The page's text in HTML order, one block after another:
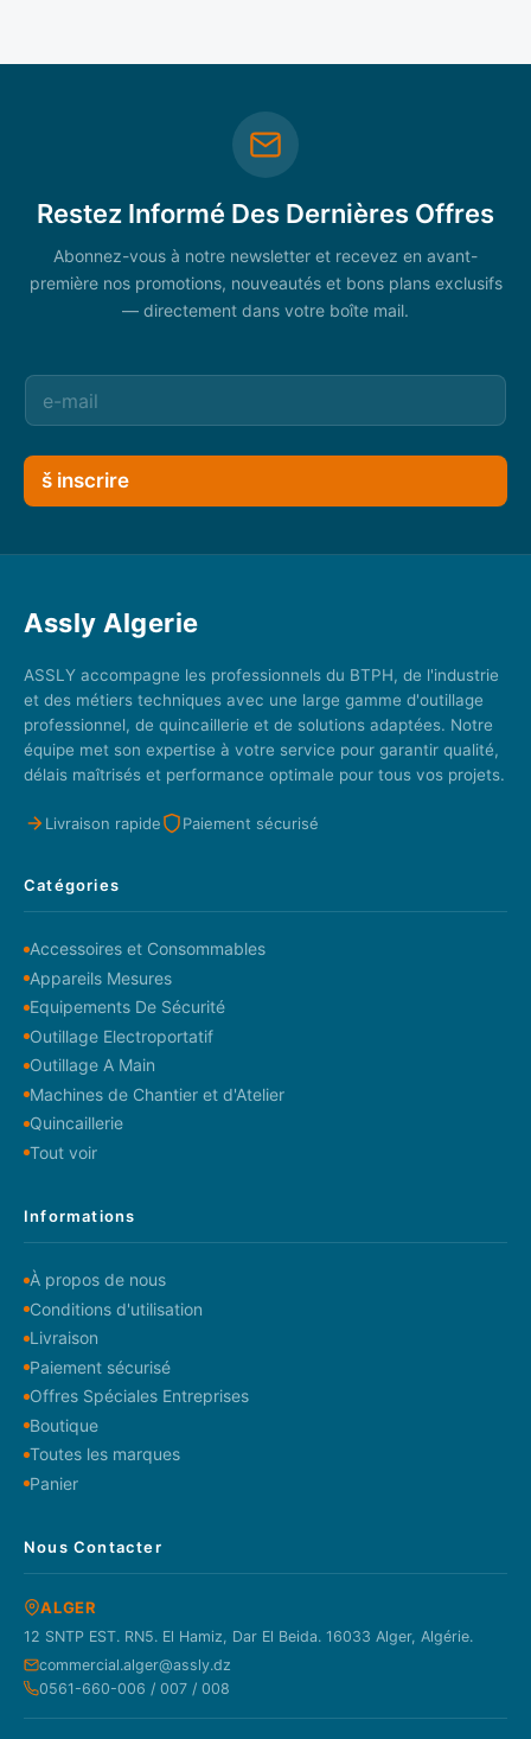
Restez Informé Des Dernières Offres
Abonnez-vous à notre newsletter et recevez en avant-
première nos promotions, nouveautés et bons plans exclusifs
— directement dans votre boîte mail.
š inscrire
Assly Algerie
ASSLY accompagne les professionnels du BTPH, de l'industrie
et des métiers techniques avec une large gamme d'outillage
professionnel, de quincaillerie et de solutions adaptées. Notre
équipe met son expertise à votre service pour garantir qualité,
délais maîtrisés et performance optimale pour tous vos projets.
Livraison rapide Paiement sécurisé
Catégories
Accessoires et Consommables
Appareils Mesures
Equipements De Sécurité
Outillage Electroportatif
Outillage A Main
Machines de Chantier et d'Atelier
Quincaillerie
Tout voir
Informations
À propos de nous
Conditions d'utilisation
Livraison
Paiement sécurisé
Offres Spéciales Entreprises
Boutique
Toutes les marques
Panier
Nous Contacter
ALGER
12 SNTP EST. RN5. El Hamiz, Dar El Beida. 16033 Alger, Algérie.
commercial.alger@assly.dz
0561-660-006 / 007 / 008